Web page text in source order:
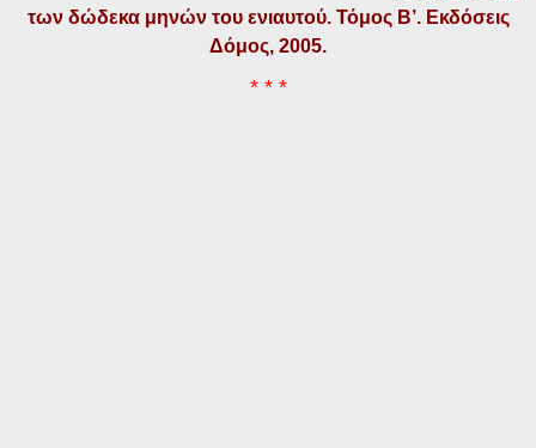
των δώδεκα μηνών του ενιαυτού. Τόμος Β’. Εκδόσεις
Δόμος, 2005.
* * *